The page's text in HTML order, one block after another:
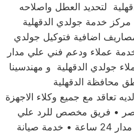
لتحديد العطل واصلاحه
مركز خدمة جولدي الدقهلية
اضافية فتوكيل جولدي
عملاء ودعم فني علي مدار
جولدي الدقهلية و مهندسينا
تعاقد مع جميع وكلاء الاجهزة
مصر • فريق مخصص للرد علي
استفساركم وطلباتكم علي مدار 24 ساعة • خدمة صيانة